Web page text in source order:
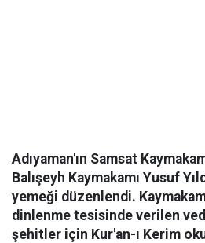
Adıyaman'ın Samsat
Balışeyh Kaymakamı Yusuf
yemeği düzenlendi.
dinlenme tesisinde verilen
şehitler için Kur'an-ı Kerim